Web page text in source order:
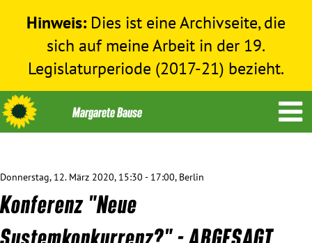
Hinweis: Dies ist eine Archivseite, die
sich auf meine Arbeit in der 19.
Legislaturperiode (2017-21) bezieht.
Themen
Menschenrechte
Donnerstag, 12. März 2020, 15:30 - 17:00, Berlin
Konferenz "Neue
Systemkonkurrenz?" - ABGESAGT